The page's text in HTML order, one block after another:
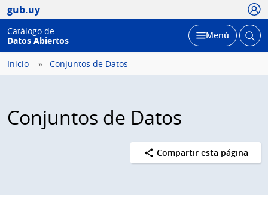
gub.uy
Catálogo de
Datos Abiertos
Desplegar
Menú Abrir
Inicio Conjuntos de Datos
Conjuntos de Datos
Compartir esta página